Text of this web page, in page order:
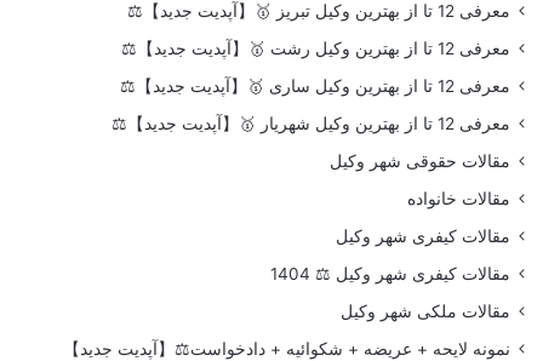
معرفی 12 تا از بهترین وکیل تبریز 🥇【آپدیت جدید】⚖️
معرفی 12 تا از بهترین وکیل رشت 🥇【آپدیت جدید】⚖️
معرفی 12 تا از بهترین وکیل ساری 🥇【آپدیت جدید】⚖️
معرفی 12 تا از بهترین وکیل شهریار 🥇【آپدیت جدید】⚖️
مقالات حقوقی شهر وکیل
مقالات خانواده
مقالات کیفری شهر وکیل
مقالات کیفری شهر وکیل ⚖️ 1404
مقالات ملکی شهر وکیل
نمونه لایحه + عریضه + شکوائیه + دادخواست⚖️【آپدیت جدید】